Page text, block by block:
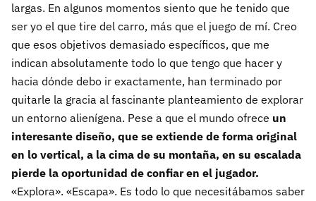
largas. En algunos momentos siento que he tenido que
ser yo el que tire del carro, más que el juego de mí. Creo
que esos objetivos demasiado específicos, que me
indican absolutamente todo lo que tengo que hacer y
hacia dónde debo ir exactamente, han terminado por
quitarle la gracia al fascinante planteamiento de explorar
un entorno alienígena. Pese a que el mundo ofrece un
interesante diseño, que se extiende de forma original
en lo vertical, a la cima de su montaña, en su escalada
pierde la oportunidad de confiar en el jugador.
«Explora». «Escapa». Es todo lo que necesitábamos saber